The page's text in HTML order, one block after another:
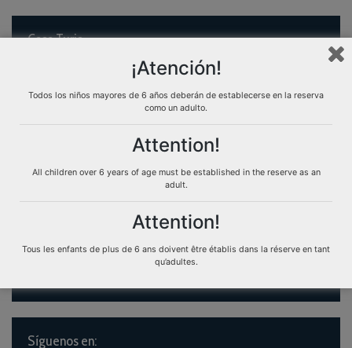
Casa Turis
How to make a reservation
Transfers
Condiciones de contratación
Síguenos en:
¡Atención!
Todos los niños mayores de 6 años deberán de establecerse en la reserva
como un adulto.
Attention!
All children over 6 years of age must be established in the reserve as an
adult.
Attention!
Tous les enfants de plus de 6 ans doivent être établis dans la réserve en tant
qu’adultes.